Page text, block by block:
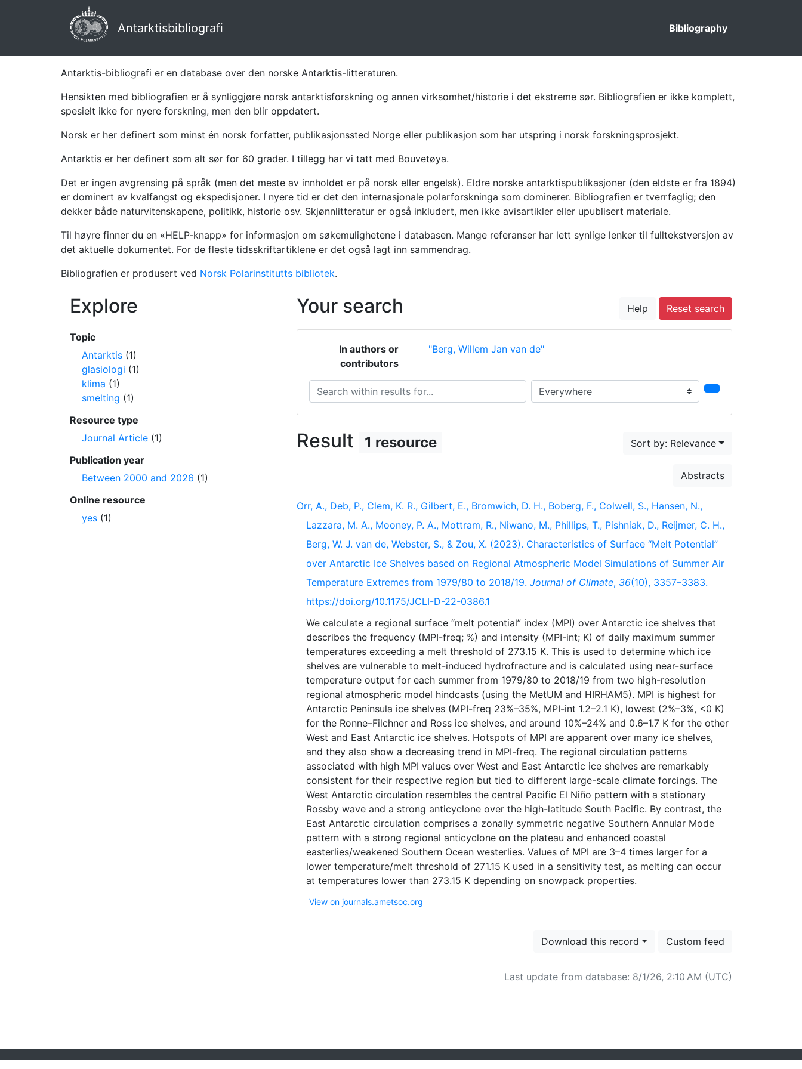
Antarktisbibliografi Bibliography
Antarktis-bibliografi er en database over den norske Antarktis-litteraturen.
Hensikten med bibliografien er å synliggjøre norsk antarktisforskning og annen virksomhet/historie i det ekstreme sør. Bibliografien er ikke komplett,
spesielt ikke for nyere forskning, men den blir oppdatert.
Norsk er her definert som minst én norsk forfatter, publikasjonssted Norge eller publikasjon som har utspring i norsk forskningsprosjekt.
Antarktis er her definert som alt sør for 60 grader. I tillegg har vi tatt med Bouvetøya.
Det er ingen avgrensing på språk (men det meste av innholdet er på norsk eller engelsk). Eldre norske antarktispublikasjoner (den eldste er fra 1894)
er dominert av kvalfangst og ekspedisjoner. I nyere tid er det den internasjonale polarforskninga som dominerer. Bibliografien er tverrfaglig; den
dekker både naturvitenskapene, politikk, historie osv. Skjønnlitteratur er også inkludert, men ikke avisartikler eller upublisert materiale.
Til høyre finner du en «HELP-knapp» for informasjon om søkemulighetene i databasen. Mange referanser har lett synlige lenker til fulltekstversjon av
det aktuelle dokumentet. For de fleste tidsskriftartiklene er det også lagt inn sammendrag.
Bibliografien er produsert ved Norsk Polarinstitutts bibliotek.
Your search Help Reset search
In authors or
contributors
"Berg, Willem Jan van de"
Search within results for... Search in...
Result 1 resource Sort by: Relevance
Abstracts
Orr, A., Deb, P., Clem, K. R., Gilbert, E., Bromwich, D. H., Boberg, F., Colwell, S., Hansen, N.,
Lazzara, M. A., Mooney, P. A., Mottram, R., Niwano, M., Phillips, T., Pishniak, D., Reijmer, C. H.,
Berg, W. J. van de, Webster, S., & Zou, X. (2023). Characteristics of Surface “Melt Potential”
over Antarctic Ice Shelves based on Regional Atmospheric Model Simulations of Summer Air
Temperature Extremes from 1979/80 to 2018/19. Journal of Climate, 36(10), 3357–3383.
https://doi.org/10.1175/JCLI-D-22-0386.1
We calculate a regional surface “melt potential” index (MPI) over Antarctic ice shelves that
describes the frequency (MPI-freq; %) and intensity (MPI-int; K) of daily maximum summer
temperatures exceeding a melt threshold of 273.15 K. This is used to determine which ice
shelves are vulnerable to melt-induced hydrofracture and is calculated using near-surface
temperature output for each summer from 1979/80 to 2018/19 from two high-resolution
regional atmospheric model hindcasts (using the MetUM and HIRHAM5). MPI is highest for
Antarctic Peninsula ice shelves (MPI-freq 23%–35%, MPI-int 1.2–2.1 K), lowest (2%–3%, <0 K)
for the Ronne–Filchner and Ross ice shelves, and around 10%–24% and 0.6–1.7 K for the other
West and East Antarctic ice shelves. Hotspots of MPI are apparent over many ice shelves,
and they also show a decreasing trend in MPI-freq. The regional circulation patterns
associated with high MPI values over West and East Antarctic ice shelves are remarkably
consistent for their respective region but tied to different large-scale climate forcings. The
West Antarctic circulation resembles the central Pacific El Niño pattern with a stationary
Rossby wave and a strong anticyclone over the high-latitude South Pacific. By contrast, the
East Antarctic circulation comprises a zonally symmetric negative Southern Annular Mode
pattern with a strong regional anticyclone on the plateau and enhanced coastal
easterlies/weakened Southern Ocean westerlies. Values of MPI are 3–4 times larger for a
lower temperature/melt threshold of 271.15 K used in a sensitivity test, as melting can occur
View on journals.ametsoc.org
Download this record Custom feed
Last update from database: 8/1/26, 2:10 AM (UTC)
Explore
Topic
Antarktis (1)
glasiologi (1)
klima (1)
smelting (1)
Resource type
Journal Article (1)
Publication year
Between 2000 and 2026 (1)
Online resource
yes (1)